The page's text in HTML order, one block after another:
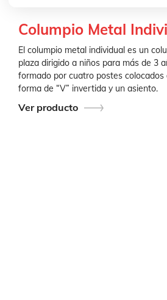
Columpio Metal
El columpio metal individual es un
plaza dirigido a niños para más de 3
formado por cuatro postes colocados
forma de “V” invertida y un asiento.
Ver producto